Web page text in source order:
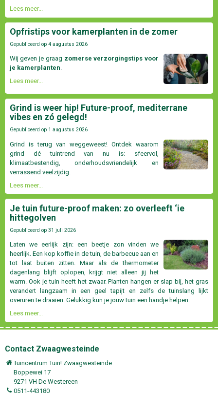
Lees meer...
Opfristips voor kamerplanten in de zomer
Gepubliceerd op 4 augustus 2026
Wij geven je graag zomerse verzorgingstips voor
je kamerplanten.
Lees meer...
Grind is weer hip! Future-proof, mediterrane
vibes en zó gelegd!
Gepubliceerd op 1 augustus 2026
Grind is terug van weggeweest! Ontdek waarom
grind dé tuintrend van nu is: sfeervol,
klimaatbestendig, onderhoudsvriendelijk en
verrassend veelzijdig.
Lees meer...
Je tuin future-proof maken: zo overleeft ‘ie
hittegolven
Gepubliceerd op 31 juli 2026
Laten we eerlijk zijn: een beetje zon vinden we
heerlijk. Een kop koffie in de tuin, de barbecue aan en
tot laat buiten zitten. Maar als de thermometer
dagenlang blijft oplopen, krijgt niet alleen jij het
warm. Ook je tuin heeft het zwaar. Planten hangen er slap bij, het gras
verandert langzaam in een geel tapijt en zelfs de tuinslang lijkt
overuren te draaien. Gelukkig kun je jouw tuin een handje helpen.
Lees meer...
Contact Zwaagwesteinde
Tuincentrum Tuin! Zwaagwesteinde
Boppewei 17
9271 VH De Westereen
0511-443180